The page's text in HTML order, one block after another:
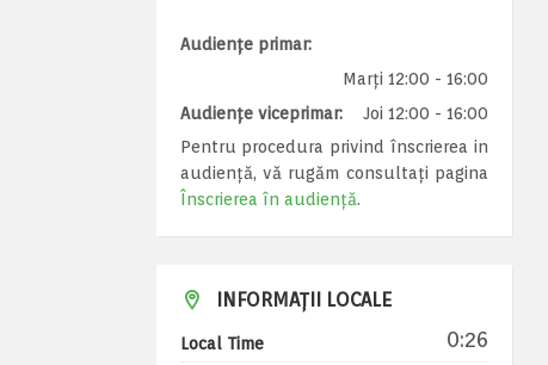
Audiențe primar:
Marți 12:00 - 16:00
Audiențe viceprimar:
Joi 12:00 - 16:00
Pentru procedura privind înscrierea in
audiență, vă rugăm consultați pagina
Înscrierea în audiență.
INFORMAȚII LOCALE
Local Time 0:26